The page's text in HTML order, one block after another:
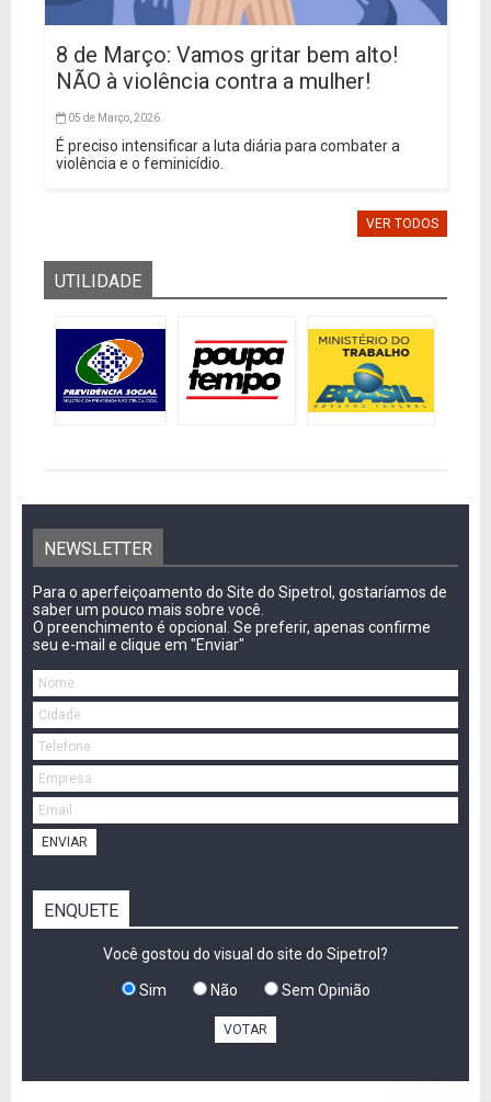
8 de Março: Vamos gritar bem alto!
NÃO à violência contra a mulher!
05 de Março, 2026
É preciso intensificar a luta diária para combater a
violência e o feminicídio.
VER TODOS
UTILIDADE
NEWSLETTER
Para o aperfeiçoamento do Site do Sipetrol, gostaríamos de
saber um pouco mais sobre você.
O preenchimento é opcional. Se preferir, apenas confirme
seu e-mail e clique em "Enviar"
ENVIAR
ENQUETE
Você gostou do visual do site do Sipetrol?
Sim Não Sem Opinião
VOTAR